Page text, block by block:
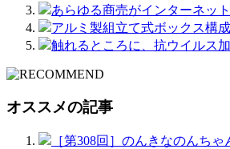
あらゆる商売がインターネッ
アルミ製組⽴て式ボックス構
触れるところに、抗ウイルス加
オススメの記事
［第308回］のんきなのんちゃ